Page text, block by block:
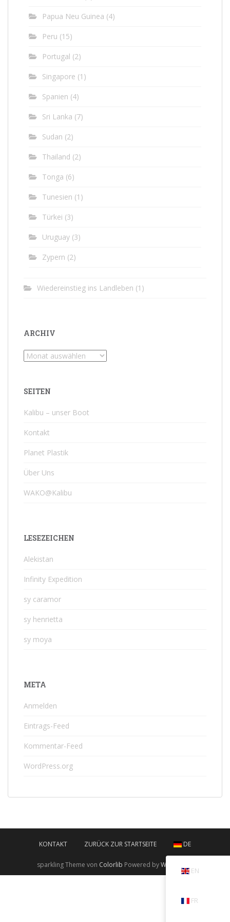
Papua Neu Guinea (4)
Peru (15)
Portugal (2)
Singapore (1)
Spanien (4)
Sri Lanka (7)
Sudan (2)
Thailand (2)
Tonga (6)
Tunesien (1)
Türkei (3)
Uruguay (3)
Zypern (2)
Wiedereinstieg ins Landleben (1)
ARCHIV
Archiv
SEITEN
Kalibu – unser Boot
Kontakt
Planet Plastik
Über Uns
WAKO@Kalibu
LESEZEICHEN
Alekistan
Infinity Expedition
sy caramor
sy henrietta
sy moya
META
Anmelden
Eintrags-Feed
Kommentar-Feed
WordPress.org
KONTAKT ZURÜCK ZUR STARTSEITE DE
EN
FR
sparkling Theme von Colorlib Powered byWordPress